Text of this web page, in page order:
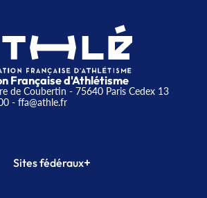
Française d'Athlétisme
de Coubertin - 75640 Paris Cedex 13
- ffa@athle.fr
Sites fédéraux+